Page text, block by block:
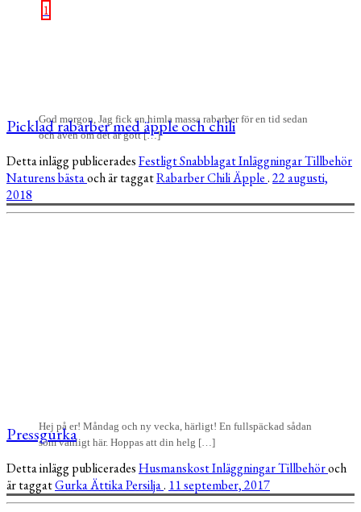
1
God morgon, Jag fick en himla massa rabarber för en tid sedan
och även om det är gott […]
Picklad rabarber med äpple och chili
Detta inlägg publiceradesFestligtSnabblagatInläggningarTillbehör
Naturens bästaoch är taggatRabarberChiliÄpple.22 augusti,
2018
Hej på er! Måndag och ny vecka, härligt! En fullspäckad sådan
som vanligt här. Hoppas att din helg […]
Pressgurka
Detta inlägg publiceradesHusmanskostInläggningarTillbehöroch
är taggatGurkaÄttikaPersilja. 11 september, 2017